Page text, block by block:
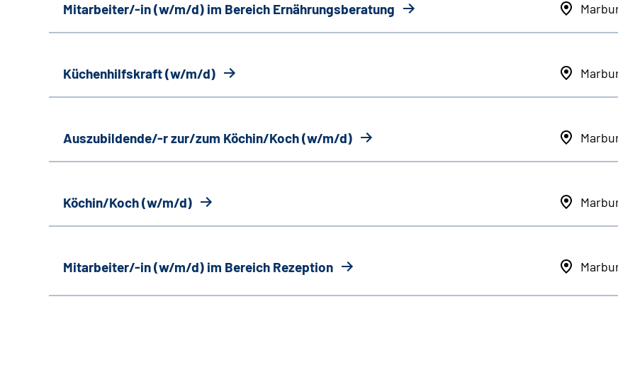
Mitarbeiter/-in (w/m/d) im Bereich Ernährungsberatung
Küchenhilfskraft (w/m/d)
Auszubildende/-r zur/zum Köchin/Koch (w/m/d)
Köchin/Koch (w/m/d)
Mitarbeiter/-in (w/m/d) im Bereich Rezeption